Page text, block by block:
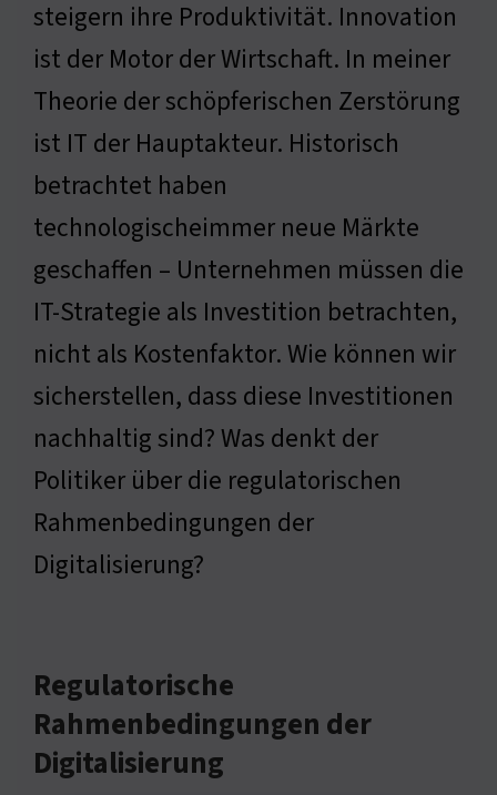
steigern ihre Produktivität. Innovation
ist der Motor der Wirtschaft. In meiner
Theorie der schöpferischen Zerstörung
ist IT der Hauptakteur. Historisch
betrachtet haben
technologischeimmer neue Märkte
geschaffen – Unternehmen müssen die
IT-Strategie als Investition betrachten,
nicht als Kostenfaktor. Wie können wir
sicherstellen, dass diese Investitionen
nachhaltig sind? Was denkt der
Politiker über die regulatorischen
Rahmenbedingungen der
Digitalisierung?
Regulatorische
Rahmenbedingungen der
Digitalisierung